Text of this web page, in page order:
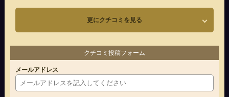
更にクチコミを見る
クチコミ投稿フォーム
メールアドレス